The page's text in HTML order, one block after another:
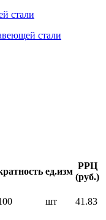
стали
стали
ед.изм
РРЦ
(руб.)
шт 41.83